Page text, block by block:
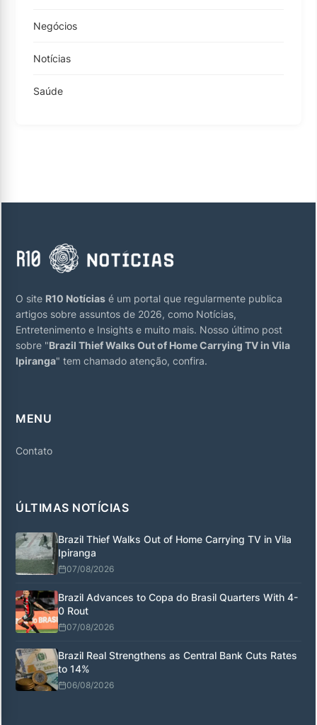
Negócios
Notícias
Saúde
O site R10 Notícias é um portal que regularmente publica
artigos sobre assuntos de 2026, como Notícias,
Entretenimento e Insights e muito mais. Nosso último post
sobre "Brazil Thief Walks Out of Home Carrying TV in Vila
Ipiranga" tem chamado atenção, confira.
MENU
Contato
ÚLTIMAS NOTÍCIAS
Brazil Thief Walks Out of Home Carrying TV in Vila
Ipiranga
07/08/2026
Brazil Advances to Copa do Brasil Quarters With 4-
0 Rout
07/08/2026
Brazil Real Strengthens as Central Bank Cuts Rates
to 14%
06/08/2026